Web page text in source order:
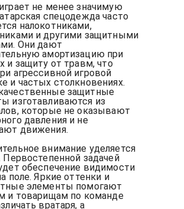
не менее значимую
спецодежда часто
налокотниками,
и другими защитными
Они дают
амортизацию при
и защиту от травм, что
агрессивной игровой
и частых столкновениях.
защитные
изготавливаются из
которые не оказывают
давления и не
движения.
внимание уделяется
Первостепенной задачей
обеспечение видимости
поле. Яркие оттенки и
элементы помогают
и товарищам по команде
вратаря, а